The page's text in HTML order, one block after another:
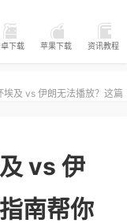
下载 苹果下载 资讯教程
埃及 vs 伊朗无法播放？这篇
vs 伊
南帮你